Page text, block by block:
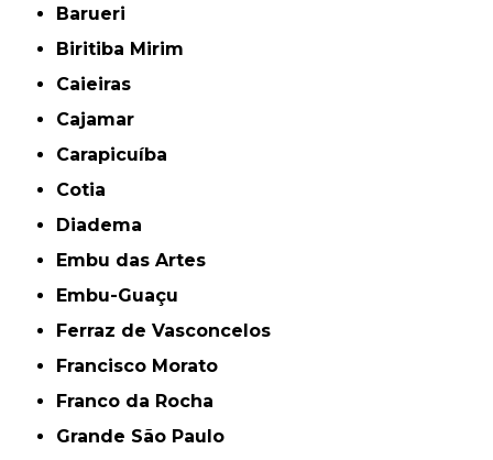
Barueri
Biritiba Mirim
Caieiras
Cajamar
Carapicuíba
Cotia
Diadema
Embu das Artes
Embu-Guaçu
Ferraz de Vasconcelos
Francisco Morato
Franco da Rocha
Grande São Paulo